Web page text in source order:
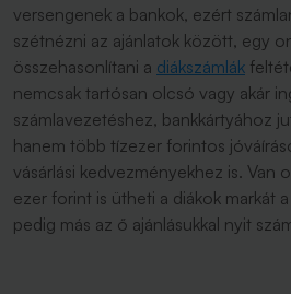
versengenek a bankok, ezért
szétnézni az ajánlatok között, egy
összehasonlítani a diákszámlák
nemcsak tartósan olcsó vagy akár
számlavezetéshez, bankkártyához
hanem több tízezer forintos
vásárlási kedvezményekhez is. Van
ezer forint is ütheti a diákok markát
pedig más az ő ajánlásukkal nyit